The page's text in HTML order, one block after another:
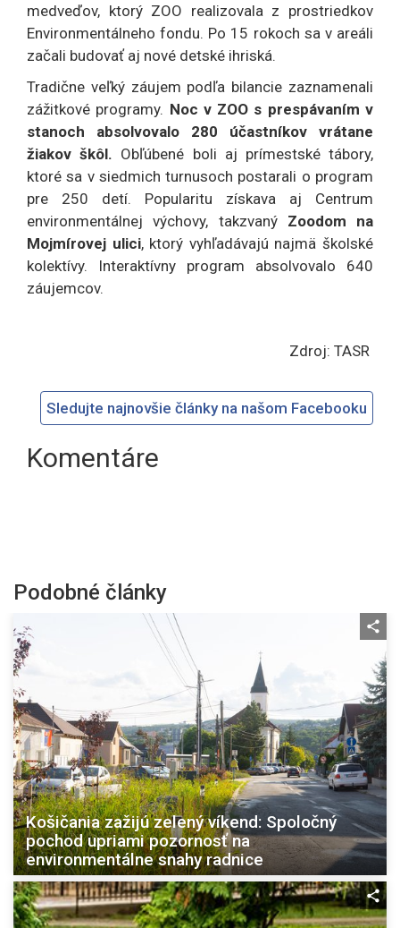
medveďov, ktorý ZOO realizovala z prostriedkov
Environmentálneho fondu. Po 15 rokoch sa v areáli
začali budovať aj nové detské ihriská.
Tradične veľký záujem podľa bilancie zaznamenali
zážitkové programy. Noc v ZOO s prespávaním v
stanoch absolvovalo 280 účastníkov vrátane
žiakov škôl. Obľúbené boli aj prímestské tábory,
ktoré sa v siedmich turnusoch postarali o program
pre 250 detí. Popularitu získava aj Centrum
environmentálnej výchovy, takzvaný Zoodom na
Mojmírovej ulici, ktorý vyhľadávajú najmä školské
kolektívy. Interaktívny program absolvovalo 640
záujemcov.
Zdroj: TASR
Sledujte najnovšie články na našom Facebooku
Komentáre
Podobné články
Košičania zažijú zelený víkend: Spoločný
pochod upriami pozornosť na
environmentálne snahy radnice